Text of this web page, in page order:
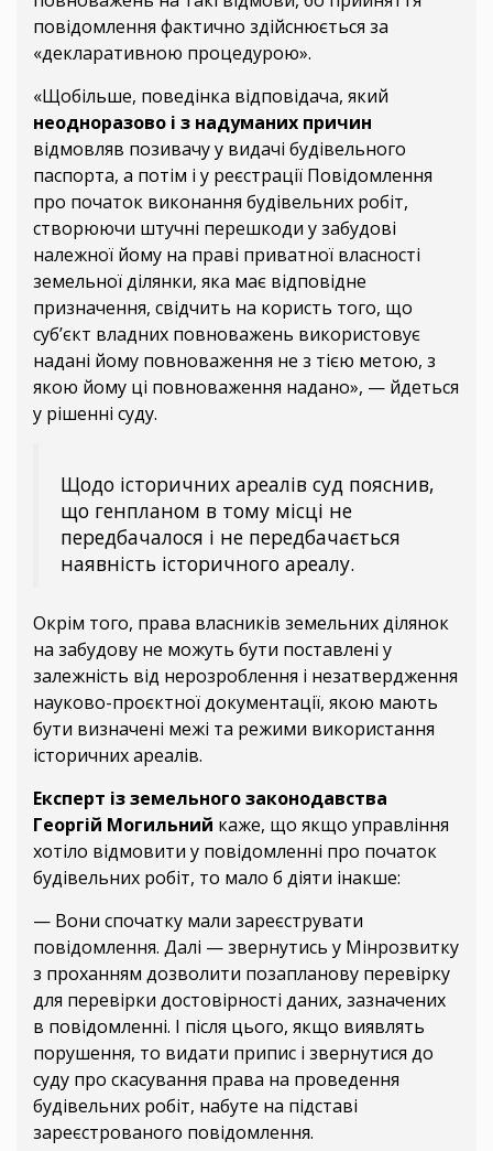
повідомлення фактично здійснюється за
«декларативною процедурою».
«Щобільше, поведінка відповідача, який
неодноразово і з надуманих причин
відмовляв позивачу у видачі будівельного
паспорта, а потім і у реєстрації Повідомлення
про початок виконання будівельних робіт,
створюючи штучні перешкоди у забудові
належної йому на праві приватної власності
земельної ділянки, яка має відповідне
призначення, свідчить на користь того, що
суб’єкт владних повноважень використовує
надані йому повноваження не з тією метою, з
якою йому ці повноваження надано», — йдеться
у рішенні суду.
Щодо історичних ареалів суд пояснив,
що генпланом в тому місці не
передбачалося і не передбачається
наявність історичного ареалу.
Окрім того, права власників земельних ділянок
на забудову не можуть бути поставлені у
залежність від нерозроблення і незатвердження
науково-проєктної документації, якою мають
бути визначені межі та режими використання
історичних ареалів.
Експерт із земельного законодавства
Георгій Могильний каже, що якщо управління
хотіло відмовити у повідомленні про початок
будівельних робіт, то мало б діяти інакше:
— Вони спочатку мали зареєструвати
повідомлення. Далі — звернутись у Мінрозвитку
з проханням дозволити позапланову перевірку
для перевірки достовірності даних, зазначених
в повідомленні. І після цього, якщо виявлять
порушення, то видати припис і звернутися до
суду про скасування права на проведення
будівельних робіт, набуте на підставі
зареєстрованого повідомлення.